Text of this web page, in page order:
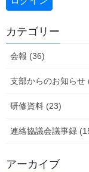
カテゴリー
会報 (36)
支部からのお知らせ
研修資料 (23)
連絡協議会議事録
アーカイブ